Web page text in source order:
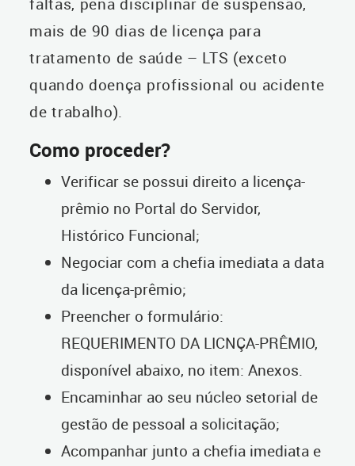
faltas, pena disciplinar de suspensão,
mais de 90 dias de licença para
tratamento de saúde – LTS (exceto
quando doença profissional ou acidente
de trabalho).
Como proceder?
Verificar se possui direito a licença-
prêmio no Portal do Servidor,
Histórico Funcional;
Negociar com a chefia imediata a data
da licença-prêmio;
Preencher o formulário:
REQUERIMENTO DA LICNÇA-PRÊMIO,
disponível abaixo, no item: Anexos.
Encaminhar ao seu núcleo setorial de
gestão de pessoal a solicitação;
Acompanhar junto a chefia imediata e